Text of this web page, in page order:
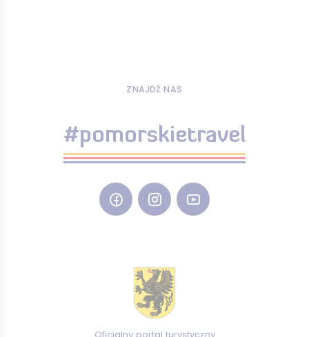
ZNAJDŹ NAS
#pomorskietravel
Oficjalny portal turystyczny